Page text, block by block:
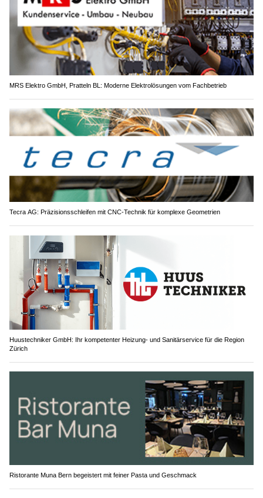
MRS Elektro GmbH, Pratteln BL: Moderne Elektrolösungen vom Fachbetrieb
Tecra AG: Präzisionsschleifen mit CNC-Technik für komplexe Geometrien
Huustechniker GmbH: Ihr kompetenter Heizung- und Sanitärservice für die Region
Zürich
Ristorante Muna Bern begeistert mit feiner Pasta und Geschmack